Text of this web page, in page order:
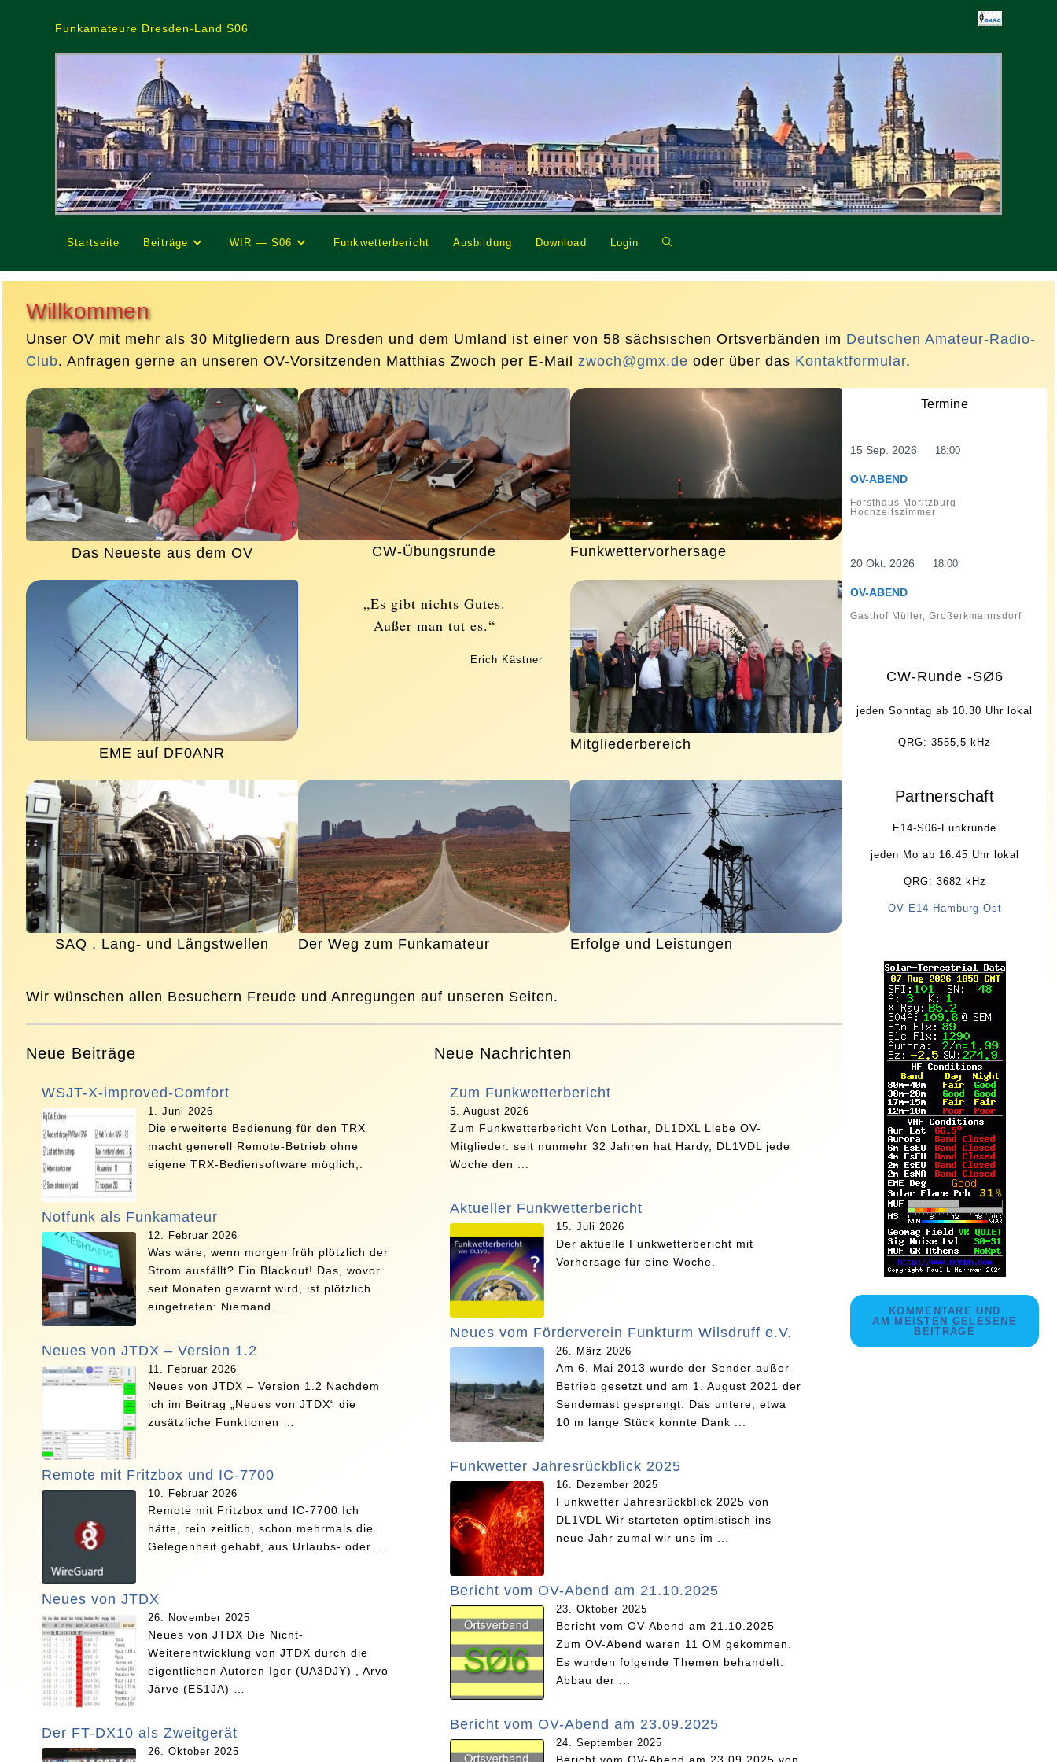
Funkamateure Dresden-Land S06
Startseite Beiträge WIR — S06 Funkwetterbericht Ausbildung Download Login Website-
Suche
Willkommen
Unser OV mit mehr als 30 Mitgliedern aus Dresden und dem Umland ist einer von 58 sächsischen Ortsverbänden im Deutschen Amateur-Radio-
Club. Anfragen gerne an unseren OV-Vorsitzenden Matthias Zwoch per E-Mail zwoch@gmx.de oder über das Kontaktformular.
Das Neueste aus dem OV CW-Übungsrunde Funkwettervorhersage
EME auf DF0ANR
„Es gibt nichts Gutes.
Außer man tut es.“
Erich Kästner
Mitgliederbereich
SAQ , Lang- und Längstwellen Der Weg zum Funkamateur Erfolge und Leistungen
Wir wünschen allen Besuchern Freude und Anregungen auf unseren Seiten.
Neue Beiträge
WSJT-X-improved-Comfort
1. Juni 2026
Die erweiterte Bedienung für den TRX
macht generell Remote-Betrieb ohne
eigene TRX-Bediensoftware möglich,.
Notfunk als Funkamateur
12. Februar 2026
Was wäre, wenn morgen früh plötzlich der
Strom ausfällt? Ein Blackout! Das, wovor
seit Monaten gewarnt wird, ist plötzlich
eingetreten: Niemand ...
Neues von JTDX – Version 1.2
11. Februar 2026
Neues von JTDX – Version 1.2 Nachdem
ich im Beitrag „Neues von JTDX“ die
zusätzliche Funktionen …
Remote mit Fritzbox und IC-7700
10. Februar 2026
Remote mit Fritzbox und IC-7700 Ich
hätte, rein zeitlich, schon mehrmals die
Gelegenheit gehabt, aus Urlaubs- oder …
Neues von JTDX
26. November 2025
Neues von JTDX Die Nicht-
Weiterentwicklung von JTDX durch die
eigentlichen Autoren Igor (UA3DJY) , Arvo
Järve (ES1JA) …
Der FT-DX10 als Zweitgerät
26. Oktober 2025
Neue Nachrichten
Zum Funkwetterbericht
5. August 2026
Zum Funkwetterbericht Von Lothar, DL1DXL Liebe OV-
Mitglieder. seit nunmehr 32 Jahren hat Hardy, DL1VDL jede
Woche den ...
Aktueller Funkwetterbericht
15. Juli 2026
Der aktuelle Funkwetterbericht mit
Vorhersage für eine Woche.
Neues vom Förderverein Funkturm Wilsdruff e.V.
26. März 2026
Am 6. Mai 2013 wurde der Sender außer
Betrieb gesetzt und am 1. August 2021 der
Sendemast gesprengt. Das untere, etwa
10 m lange Stück konnte Dank ...
Funkwetter Jahresrückblick 2025
16. Dezember 2025
Funkwetter Jahresrückblick 2025 von
DL1VDL Wir starteten optimistisch ins
neue Jahr zumal wir uns im ...
Bericht vom OV-Abend am 21.10.2025
23. Oktober 2025
Bericht vom OV-Abend am 21.10.2025
Zum OV-Abend waren 11 OM gekommen.
Es wurden folgende Themen behandelt:
Abbau der ...
Bericht vom OV-Abend am 23.09.2025
24. September 2025
Termine
15 Sep. 2026 18:00
OV-ABEND
Forsthaus Moritzburg -
Hochzeitszimmer
20 Okt. 2026 18:00
OV-ABEND
Gasthof Müller, Großerkmannsdorf
CW-Runde -SØ6
jeden Sonntag ab 10.30 Uhr lokal
QRG: 3555,5 kHz
Partnerschaft
E14-S06-Funkrunde
jeden Mo ab 16.45 Uhr lokal
QRG: 3682 kHz
OV E14 Hamburg-Ost
KOMMENTARE UND
AM MEISTEN GELESENE
BEITRÄGE